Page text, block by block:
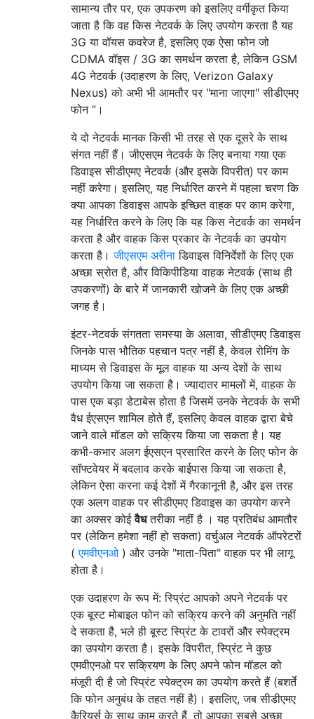
सामान्य तौर पर, एक उपकरण को इसलिए वर्गीकृत किया
जाता है कि वह किस नेटवर्क के लिए उपयोग करता है यह
3G या वॉयस कवरेज है, इसलिए एक ऐसा फोन जो
CDMA वॉइस / 3G का समर्थन करता है, लेकिन GSM
4G नेटवर्क (उदाहरण के लिए, Verizon Galaxy
Nexus) को अभी भी आमतौर पर "माना जाएगा" सीडीएमए
फोन ”।
ये दो नेटवर्क मानक किसी भी तरह से एक दूसरे के साथ
संगत नहीं हैं। जीएसएम नेटवर्क के लिए बनाया गया एक
डिवाइस सीडीएमए नेटवर्क (और इसके विपरीत) पर काम
नहीं करेगा। इसलिए, यह निर्धारित करने में पहला चरण कि
क्या आपका डिवाइस आपके इच्छित वाहक पर काम करेगा,
यह निर्धारित करने के लिए कि यह किस नेटवर्क का समर्थन
करता है और वाहक किस प्रकार के नेटवर्क का उपयोग
करता है।जीएसएम अरीना डिवाइस विनिर्देशों के लिए एक
अच्छा स्रोत है, और विकिपीडिया वाहक नेटवर्क (साथ ही
उपकरणों) के बारे में जानकारी खोजने के लिए एक अच्छी
जगह है।
इंटर-नेटवर्क संगतता समस्या के अलावा, सीडीएमए डिवाइस
जिनके पास भौतिक पहचान पत्र नहीं है, केवल रोमिंग के
माध्यम से डिवाइस के मूल वाहक या अन्य देशों के साथ
उपयोग किया जा सकता है। ज्यादातर मामलों में, वाहक के
पास एक बड़ा डेटाबेस होता है जिसमें उनके नेटवर्क के सभी
वैध ईएसएन शामिल होते हैं, इसलिए केवल वाहक द्वारा बेचे
जाने वाले मॉडल को सक्रिय किया जा सकता है। यह
कभी-कभार अलग ईएसएन प्रसारित करने के लिए फोन के
सॉफ्टवेयर में बदलाव करके बाईपास किया जा सकता है,
लेकिन ऐसा करना कई देशों में गैरकानूनी है, और इस तरह
एक अलग वाहक पर सीडीएमए डिवाइस का उपयोग करने
का अक्सर कोईवैधतरीका नहीं है । यह प्रतिबंध आमतौर
पर (लेकिन हमेशा नहीं हो सकता) वर्चुअल नेटवर्क ऑपरेटरों
(एमवीएनओ) और उनके "माता-पिता" वाहक पर भी लागू
होता है।
एक उदाहरण के रूप में: स्प्रिंट आपको अपने नेटवर्क पर
एक बूस्ट मोबाइल फोन को सक्रिय करने की अनुमति नहीं
दे सकता है, भले ही बूस्ट स्प्रिंट के टावरों और स्पेक्ट्रम
का उपयोग करता है। इसके विपरीत, स्प्रिंट ने कुछ
एमवीएनओ पर सक्रियण के लिए अपने फोन मॉडल को
मंजूरी दी है जो स्प्रिंट स्पेक्ट्रम का उपयोग करते हैं (बशर्ते
कि फोन अनुबंध के तहत नहीं है)। इसलिए, जब सीडीएमए
कैरियर्स के साथ काम करते हैं, तो आपका सबसे अच्छा